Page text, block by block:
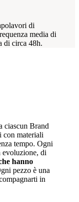
di
media di
di circa 48h.
ciascun Brand
con materiali
tempo. Ogni
evoluzione, di
hanno
pezzo è una
in